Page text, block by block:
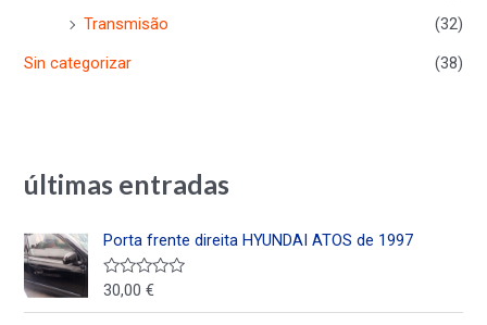
Transmisão
(32)
Sin categorizar
(38)
últimas entradas
Porta frente direita HYUNDAI ATOS de 1997
V
30,00€